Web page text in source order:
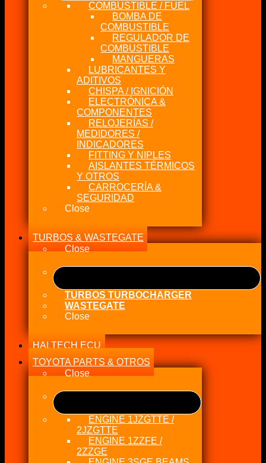
COMBUSTIBLE / FUEL
BOMBA DE
COMBUSTIBLE
REGULADOR DE
COMBUSTIBLE
MANGUERAS
LUBRICANTES Y
ADITIVOS
CHISPA / IGNICIÓN
ELECTRÓNICA &
COMPONENTES
RELOJERÍAS /
MEDIDORES /
INDICADORES
FITTING Y NIPLES
AISLANTES TÉRMICOS
Y OTROS
CARROCERÍA &
SEGURIDAD
Close
TURBOS & WASTEGATE
Close
TURBOS TURBOCHARGER
WASTEGATE
Close
HALTECH ECU
TOYOTA PARTS & OTROS
Close
ENGINE 1JZGTTE /
2JZGTTE
ENGINE 1ZZFE /
2ZZGE